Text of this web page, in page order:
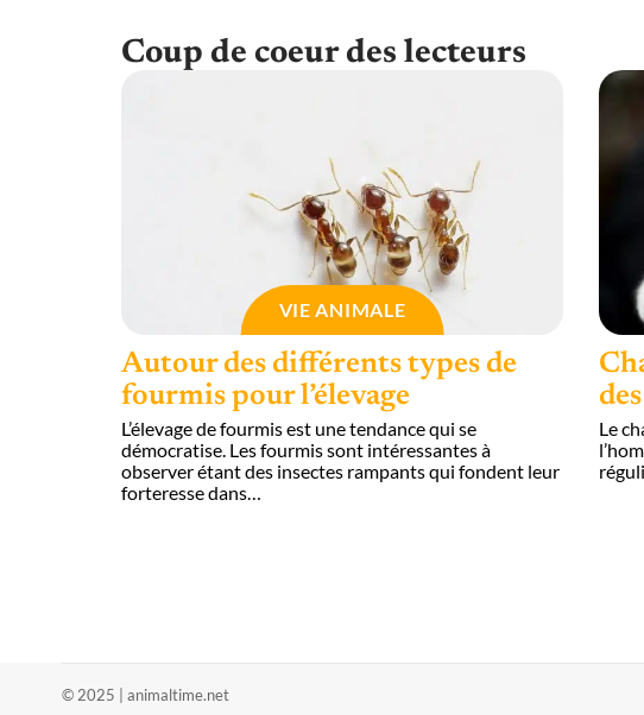
Coup de coeur des lecteurs
VIE ANIMALE
Autour des différents types de
fourmis pour l’élevage
L’élevage de fourmis est une tendance qui se
démocratise. Les fourmis sont intéressantes à
observer étant des insectes rampants qui fondent leur
forteresse dans
Le
© 2025 | animaltime.net